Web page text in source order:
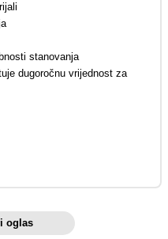
stanovanja
dugoročnu vrijednost za
oglas